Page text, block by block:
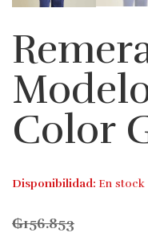
Color
Disponibilidad: En stock
₲156.853